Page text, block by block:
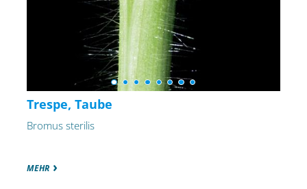
Trespe, Taube
Bromus sterilis
MEHR